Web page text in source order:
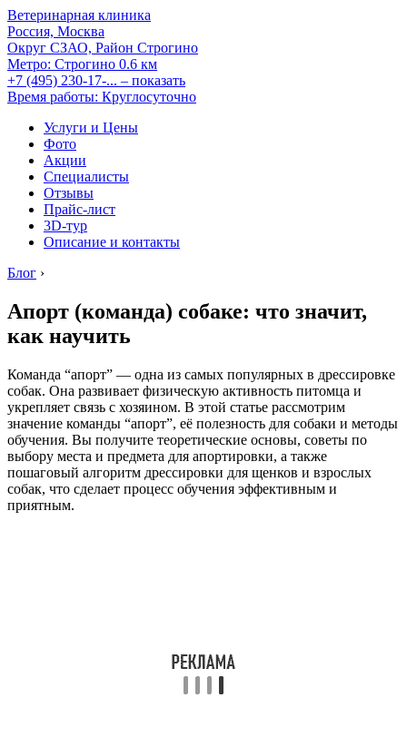
Ветеринарная клиника
Россия, Москва
Округ СЗАО, Район Строгино
Метро: Строгино 0.6 км
+7 (495) 230-17-... – показать
Время работы: Круглосуточно
Услуги и Цены
Фото
Акции
Специалисты
Отзывы
Прайс-лист
3D-тур
Описание и контакты
Блог ›
Апорт (команда) собаке: что значит,
как научить
Команда “апорт” — одна из самых популярных в дрессировке
собак. Она развивает физическую активность питомца и
укрепляет связь с хозяином. В этой статье рассмотрим
значение команды “апорт”, её полезность для собаки и методы
обучения. Вы получите теоретические основы, советы по
выбору места и предмета для апортировки, а также
пошаговый алгоритм дрессировки для щенков и взрослых
собак, что сделает процесс обучения эффективным и
приятным.